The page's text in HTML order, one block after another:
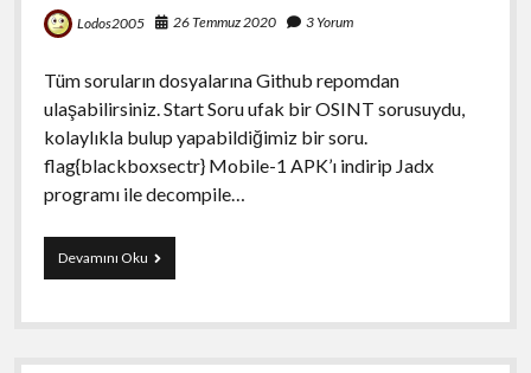
Lodos2005 26 Temmuz 2020 3 Yorum
Tüm soruların dosyalarına Github repomdan
ulaşabilirsiniz. Start Soru ufak bir OSINT sorusuydu,
kolaylıkla bulup yapabildiğimiz bir soru.
flag{blackboxsectr} Mobile-1 APK’ı indirip Jadx
programı ile decompile…
Devamını OkuSoderCTF
–
–
Soru